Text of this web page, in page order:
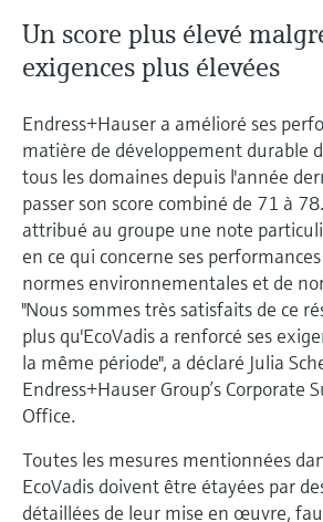
Un score plus élevé
exigences plus élevées
Endress+Hauser a amélioré ses
matière de développement durable
tous les domaines depuis l'année
passer son score combiné de 71 à
attribué au groupe une note
en ce qui concerne ses
normes environnementales et de
"Nous sommes très satisfaits de ce
plus qu'EcoVadis a renforcé ses
la même période", a déclaré Julia
Endress+Hauser Group’s Corporate
Office.
Toutes les mesures mentionnées
EcoVadis doivent être étayées par
détaillées de leur mise en œuvre,